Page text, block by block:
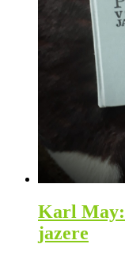
Karl May:
jazere